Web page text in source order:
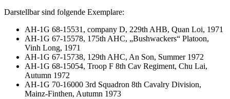
Darstellbar sind folgende Exemplare:
AH-1G 68-15531, company D, 229th AHB, Quan Loi, 1971
AH-1G 67-15578, 175th AHC, „Bushwackers“ Platoon,
Vinh Long, 1971
AH-1G 67-15738, 129th AHC, An Son, Summer 1972
AH-1G 68-15054, Troop F 8th Cav Regiment, Chu Lai,
Autumn 1972
AH-1G 70-16000 3rd Squadron 8th Cavalry Division,
Mainz-Finthen, Autumn 1973